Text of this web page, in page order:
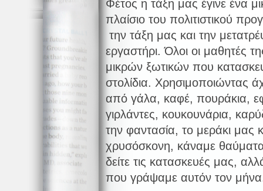
Φέτος η τάξη μας έγινε ένα
πλαίσιο του πολιτιστικού
την τάξη μας και την
εργαστήρι. Όλοι οι μαθητές
μικρών ξωτικών που
στολίδια. Χρησιμοποιώντας
από γάλα, καφέ, πουράκια,
γιρλάντες, κουκουνάρια,
την φαντασία, το μεράκι μας
χρυσόσκονη, κάναμε
δείτε τις κατασκευές μας,
που γράψαμε αυτόν τον